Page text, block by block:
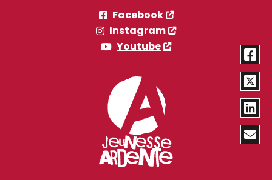
Facebook
Instagram
Youtube